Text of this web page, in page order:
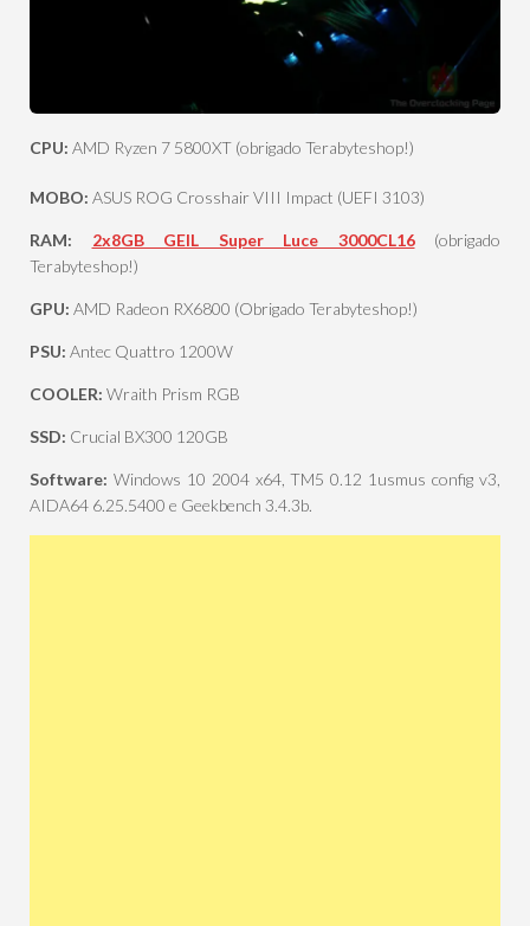
CPU: AMD Ryzen 7 5800XT (obrigado Terabyteshop!)
MOBO: ASUS ROG Crosshair VIII Impact (UEFI 3103)
RAM: 2x8GB GEIL Super Luce 3000CL16(obrigado
Terabyteshop!)
GPU: AMD Radeon RX6800 (Obrigado Terabyteshop!)
PSU: Antec Quattro 1200W
COOLER: Wraith Prism RGB
SSD: Crucial BX300 120GB
Software: Windows 10 2004 x64, TM5 0.12 1usmus config v3,
AIDA64 6.25.5400 e Geekbench 3.4.3b.